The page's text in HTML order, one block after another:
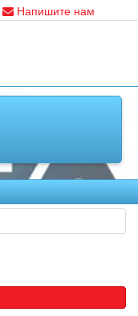
Напишите нам